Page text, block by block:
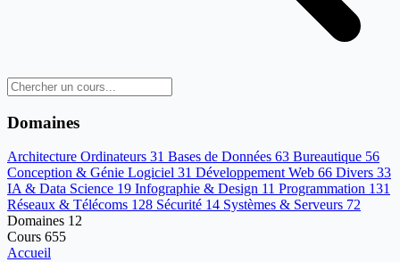
Domaines
Architecture Ordinateurs 31 Bases de Données 63 Bureautique 56
Conception & Génie Logiciel 31 Développement Web 66 Divers 33
IA & Data Science 19 Infographie & Design 11 Programmation 131
Réseaux & Télécoms 128 Sécurité 14 Systèmes & Serveurs 72
Domaines 12
Cours 655
Accueil